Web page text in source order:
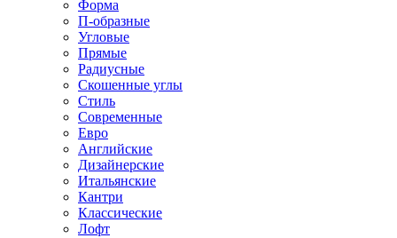
Форма
П-образные
Угловые
Прямые
Радиусные
Скошенные углы
Стиль
Современные
Евро
Английские
Дизайнерские
Итальянские
Кантри
Классические
Лофт